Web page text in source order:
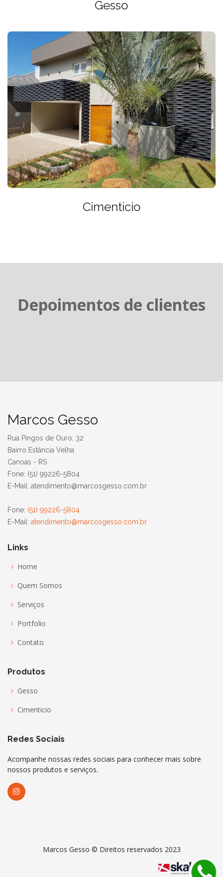
Gesso
Cimenticio
Depoimentos de clientes
Marcos Gesso
Rua Pingos de Ouro, 32
Bairro Estância Velha
Canoas - RS
Fone: (51) 99226-5804
E-Mail: atendimento@marcosgesso.com.br
Fone: (51) 99226-5804
E-Mail: atendimento@marcosgesso.com.br
Links
Home
Quem Somos
Serviços
Portfolio
Contato
Produtos
Gesso
Cimenticio
Redes Sociais
Acompanhe nossas redes sociais para conhecer mais sobre
nossos produtos e serviços.
Marcos Gesso © Direitos reservados 2023